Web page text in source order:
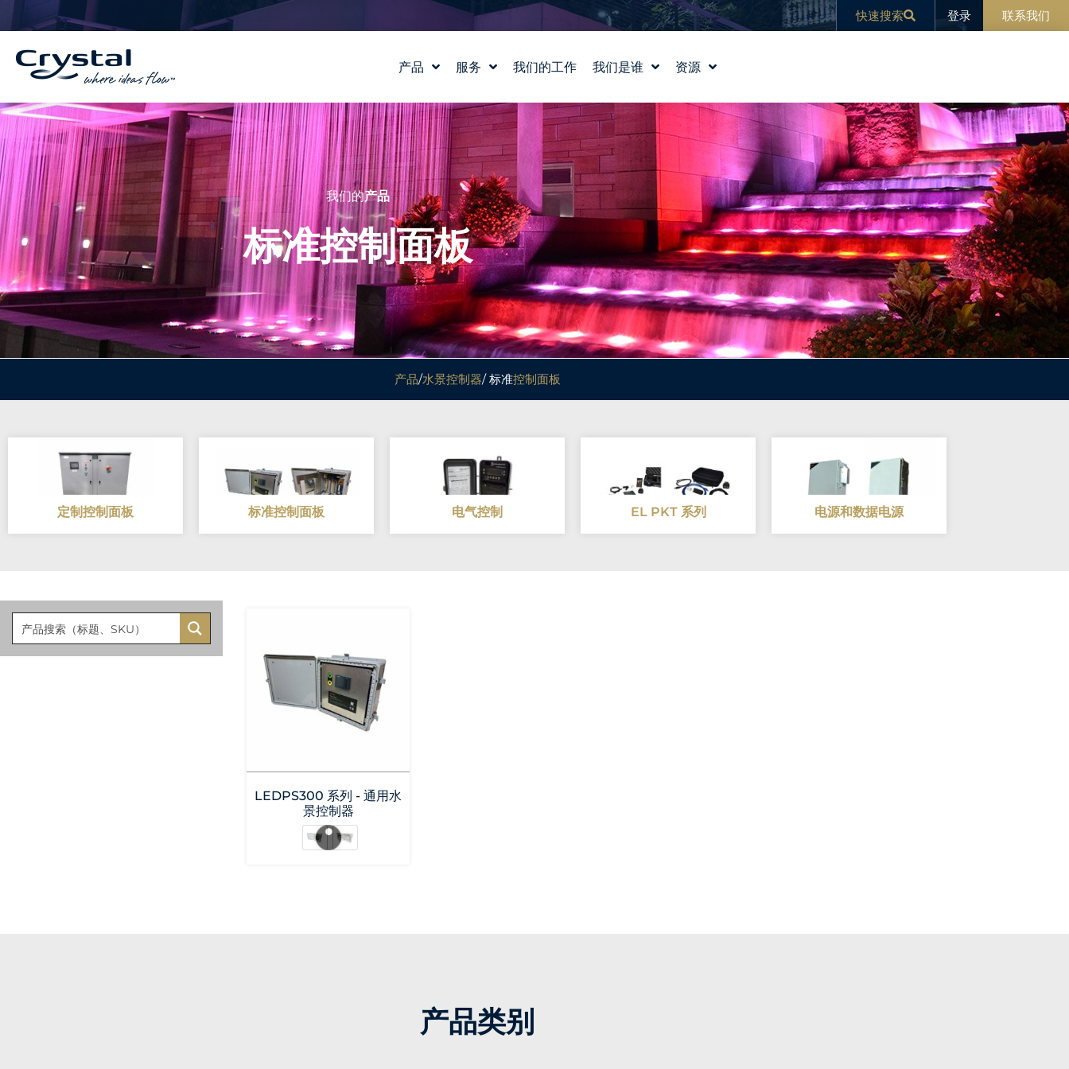
容
至
快速搜索 登录 联系我们
产品 服务
水景设计
水实验室
产品和技术支持
我们的工作 我们是谁
我们的故事
我们的价值观
认识我们的团队
职业生涯
资源
教育
我们的产品
标准控制面板
产品/水景控制器/ 标准控制面板
定制控制面板 标准控制面板 电气控制 EL PKT 系列 电源和数据电源
LEDPS300 系列 - 通用水
景控制器
产品类别